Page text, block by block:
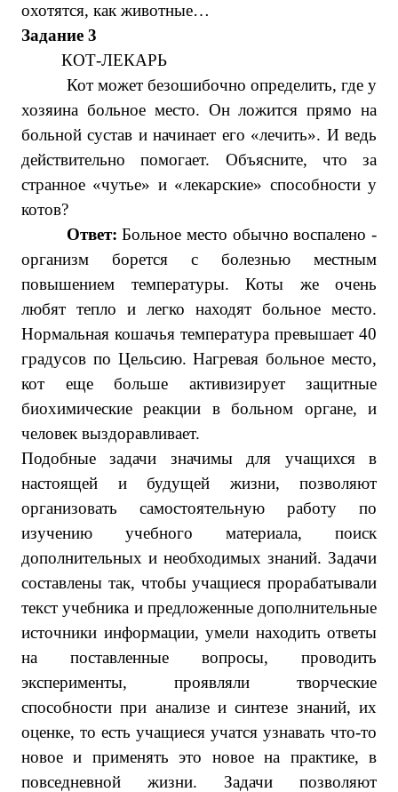
охотятся, как животные…
Задание 3
КОТ-ЛЕКАРЬ
Кот может безошибочно определить, где у
хозяина больное место. Он ложится прямо на
больной сустав и начинает его «лечить». И ведь
действительно помогает. Объясните, что за
странное «чутье» и «лекарские» способности у
котов?
Ответ: Больное место обычно воспалено -
организм борется с болезнью местным
повышением температуры. Коты же очень
любят тепло и легко находят больное место.
Нормальная кошачья температура превышает 40
градусов по Цельсию. Нагревая больное место,
кот еще больше активизирует защитные
биохимические реакции в больном органе, и
человек выздоравливает.
Подобные задачи значимы для учащихся в
настоящей и будущей жизни, позволяют
организовать самостоятельную работу по
изучению учебного материала, поиск
дополнительных и необходимых знаний. Задачи
составлены так, чтобы учащиеся прорабатывали
текст учебника и предложенные дополнительные
источники информации, умели находить ответы
на поставленные вопросы, проводить
эксперименты, проявляли творческие
способности при анализе и синтезе знаний, их
оценке, то есть учащиеся учатся узнавать что-то
новое и применять это новое на практике, в
повседневной жизни. Задачи позволяют